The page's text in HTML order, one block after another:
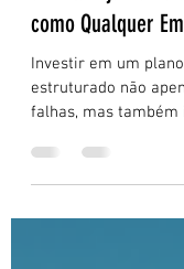
Por que Negócios
um Planejamento
como Qualquer
estruturado não
falhas, mas também